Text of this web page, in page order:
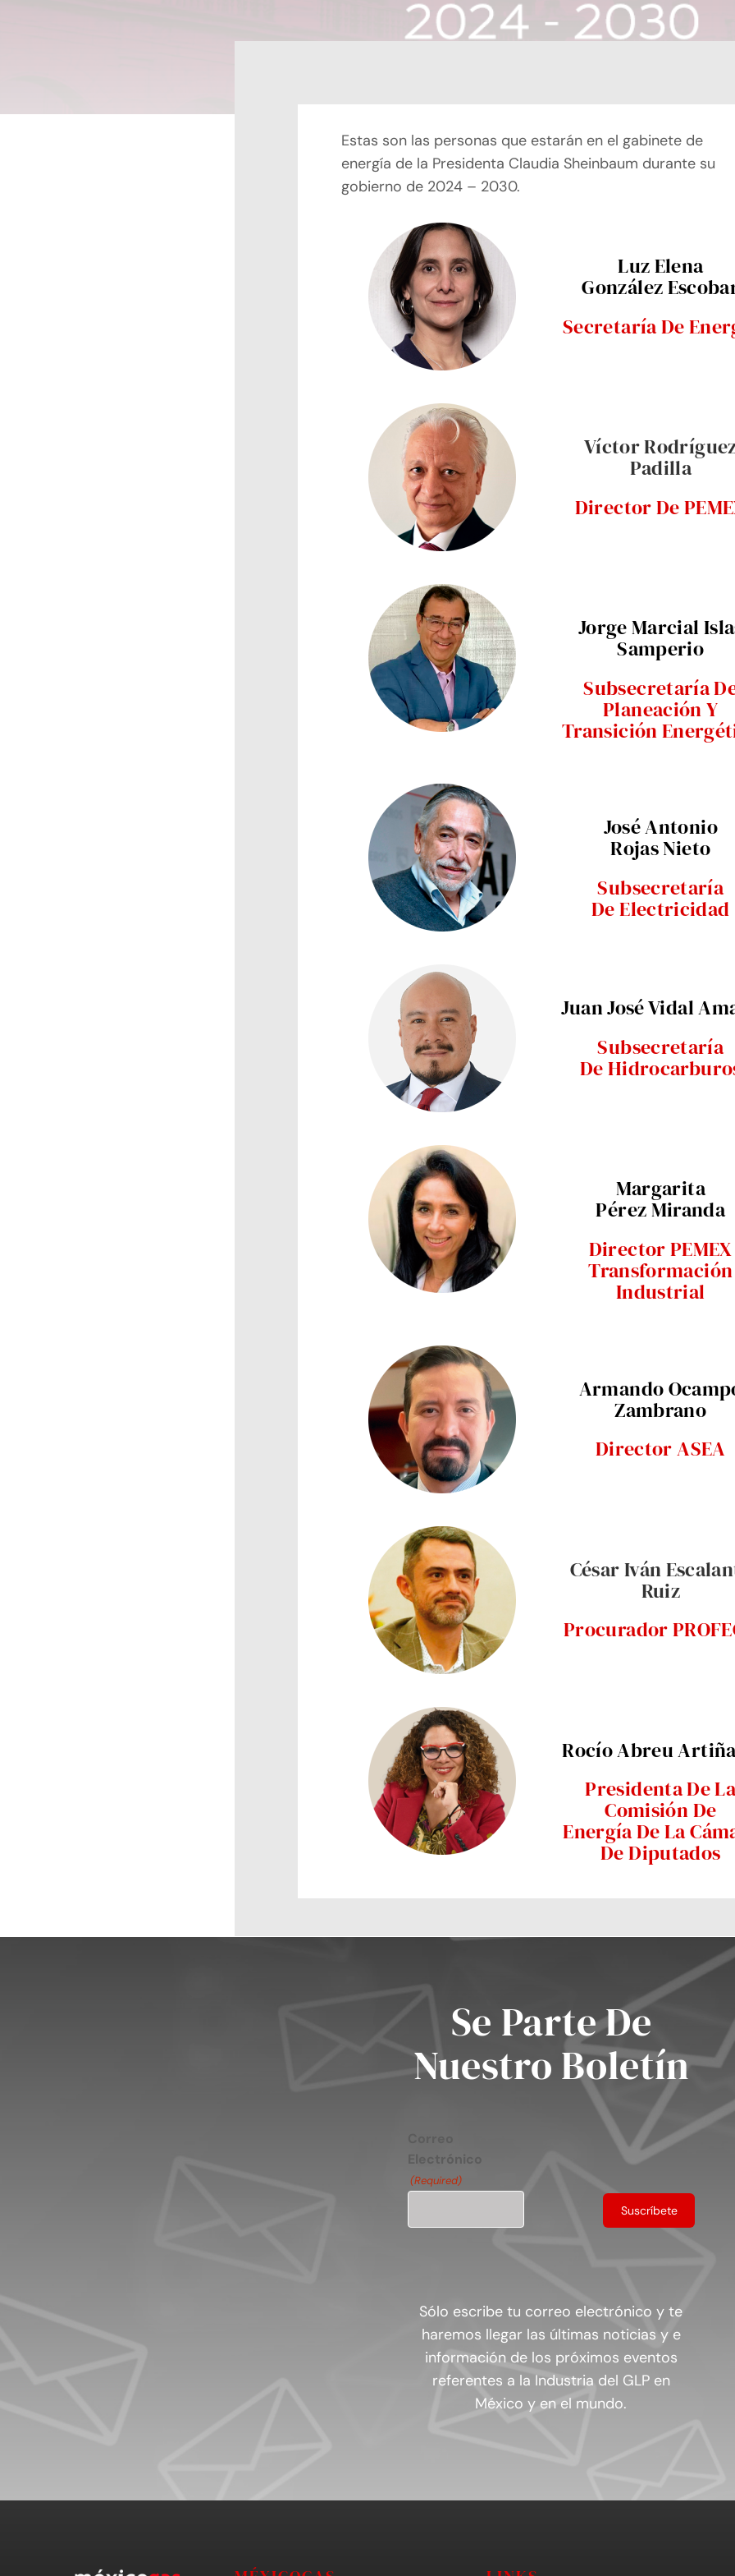
Estas son las personas que estarán en el gabinete de
energía de la Presidenta Claudia Sheinbaum durante su
gobierno de 2024 – 2030.
Luz Elena
González
Secretaría De
Víctor
Padilla
Director De
Jorge Marcial
Samperio
Subsecretaría
Planeación Y
Transición
José Antonio
Rojas Nieto
Subsecretaría
De Electricidad
Juan José Vidal
Subsecretaría
De
Margarita
Pérez Miranda
Director PEMEX
Transformación
Industrial
Armando
Zambrano
Director ASEA
César Iván
Ruiz
Procurador
Rocío Abreu
Presidenta De
Comisión De
Energía De La
De Diputados
Se Parte De
Nuestro Boletín
Electrónico
(Required)
Sólo escribe tu correo electrónico y te
haremos llegar las últimas noticias y e
información de los próximos eventos
referentes a la Industria del GLP en
México y en el mundo.